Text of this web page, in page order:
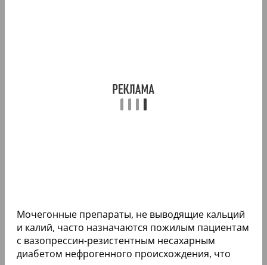
Мочегонные препараты, не выводящие кальций
и калий, часто назначаются пожилым пациентам
с вазопрессин-резистентным несахарным
диабетом нефрогенного происхождения, что